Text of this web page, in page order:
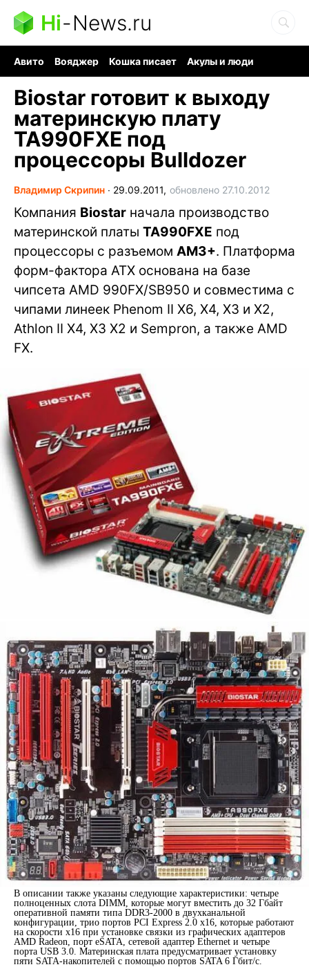
Hi-News.ru
Авито Вояджер Кошка писает
Акулы и люди
Biostar готовит к выходу
материнскую плату
TA990FXE под
процессоры Bulldozer
Владимир Скрипин ∙ 29.09.2011, обновлено 27.10.2012
Компания Biostar начала производство
материнской платы TA990FXE под
процессоры с разъемом AM3+. Платформа
форм-фактора ATX основана на базе
чипсета AMD 990FX/SB950 и совместима с
чипами линеек Phenom II X6, X4, X3 и X2,
Athlon II X4, X3 X2 и Sempron, а также AMD
FX.
В описании также указаны следующие характеристики: четыре
полноценных слота DIMM, которые могут вместить до 32 Гбайт
оперативной памяти типа DDR3-2000 в двухканальной
конфигурации, трио портов PCI Express 2.0 x16, которые работают
на скорости x16 при установке связки из графических адаптеров
AMD Radeon, порт eSATA, сетевой адаптер Ethernet и четыре
порта USB 3.0. Материнская плата предусматривает установку
пяти SATA-накопителей с помощью портов SATA 6 Гбит/с.